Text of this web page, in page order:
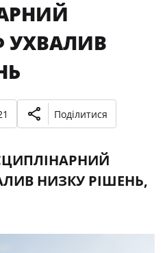
УХВАЛИВ
Поділитися
НИЗКУ РІШЕНЬ,